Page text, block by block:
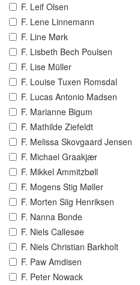
F. Leif Olsen
F. Lene Linnemann
F. Line Mørk
F. Lisbeth Bech Poulsen
F. Lise Müller
F. Louise Tuxen Romsdal
F. Lucas Antonio Madsen
F. Marianne Bigum
F. Mathilde Ziefeldt
F. Melissa Skovgaard Jensen
F. Michael Graakjær
F. Mikkel Ammitzbøll
F. Mogens Stig Møller
F. Morten Siig Henriksen
F. Nanna Bonde
F. Niels Callesøe
F. Niels Christian Barkholt
F. Paw Amdisen
F. Peter Nowack